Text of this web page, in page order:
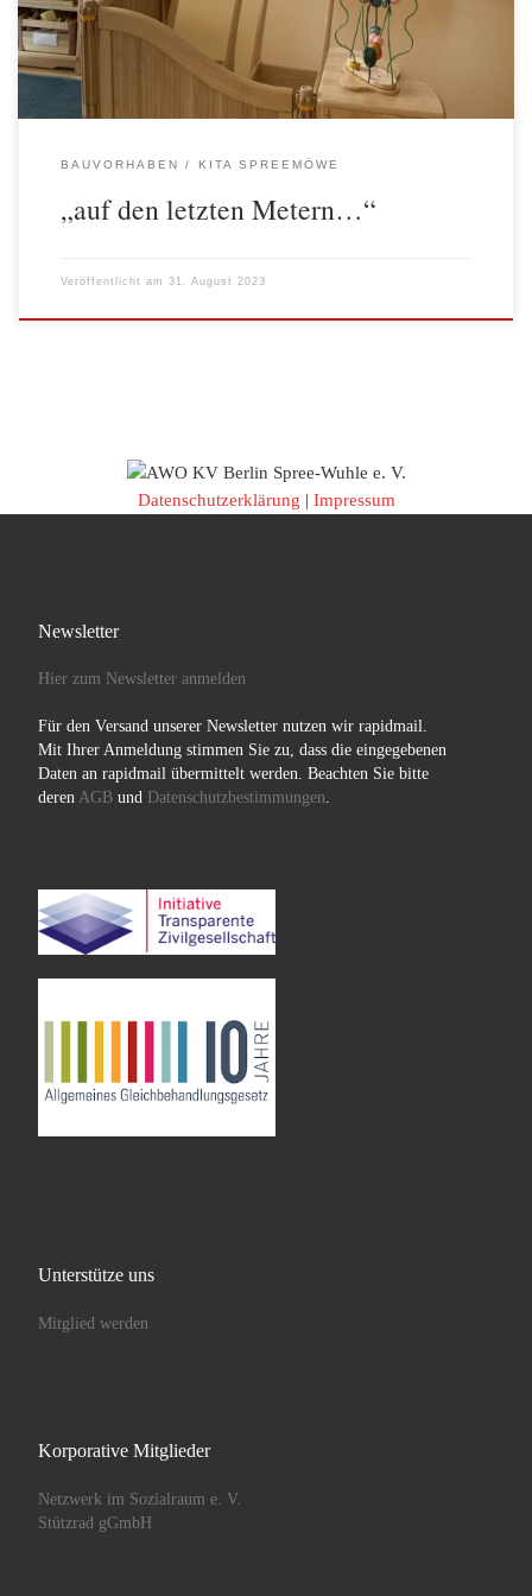
Probekochen in der nagelneuen Küche […]
BAUVORHABEN KITA SPREEMÖWE
„auf den letzten Metern…“
Veröffentlicht am 31. August 2023
Datenschutzerklärung | Impressum
Newsletter
Hier zum Newsletter anmelden
Für den Versand unserer Newsletter nutzen wir rapidmail.
Mit Ihrer Anmeldung stimmen Sie zu, dass die eingegebenen
Daten an rapidmail übermittelt werden. Beachten Sie bitte
deren AGBund Datenschutzbestimmungen
Unterstütze uns
Mitglied werden
Korporative Mitglieder
Netzwerk im Sozialraum e. V.
Stützrad gGmbH